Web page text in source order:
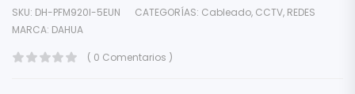
SKU: DH-PFM920I-5EUN CATEGORÍAS: Cableado, CCTV, REDES
MARCA: DAHUA
( 0 Comentarios )